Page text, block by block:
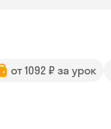
от 1092 ₽ за урок